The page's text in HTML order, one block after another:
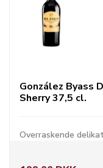
González Byass
Sherry 37,5 cl.
Overraskende